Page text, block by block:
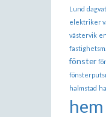
Lund
elektriker
västervik
fönster
halmstad
hem